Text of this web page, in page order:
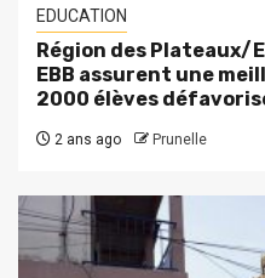
EDUCATION
Région des Plateaux/
EBB assurent une
2000 élèves
2 ans ago Prunelle